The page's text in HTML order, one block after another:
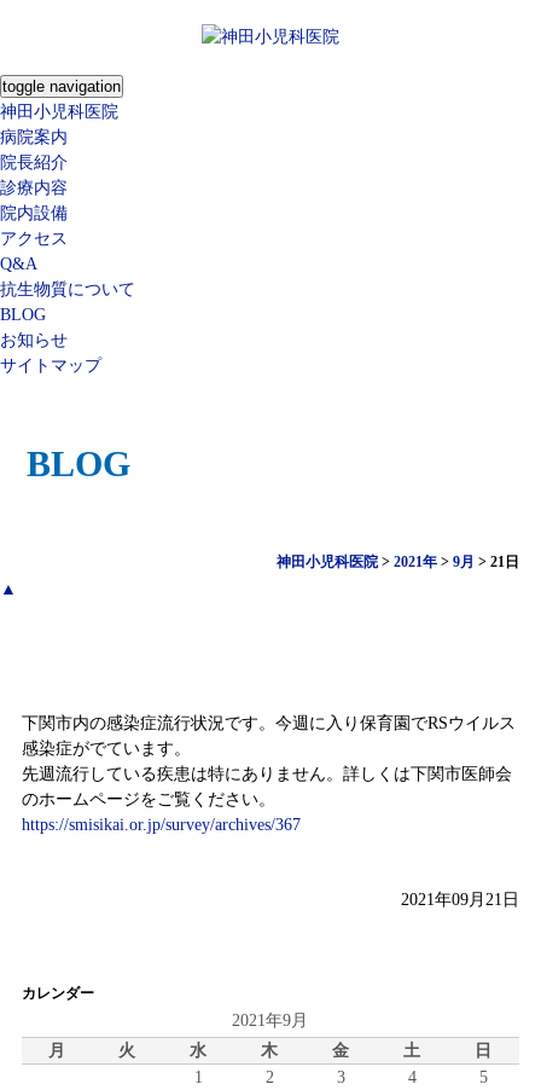
toggle navigation
神田小児科医院
病院案内
院長紹介
診療内容
院内設備
アクセス
Q&A
抗生物質について
BLOG
お知らせ
サイトマップ
BLOG
神田小児科医院 >2021年 >9月 >21日
▲
下関市内の感染症流行状況です。今週に入り保育園でRSウイルス
感染症がでています。
先週流行している疾患は特にありません。詳しくは下関市医師会
のホームページをご覧ください。
https://smisikai.or.jp/survey/archives/367
2021年09月21日
カレンダー
2021年9月
月
火 水 木 金 土 日
1 2 3 4
5